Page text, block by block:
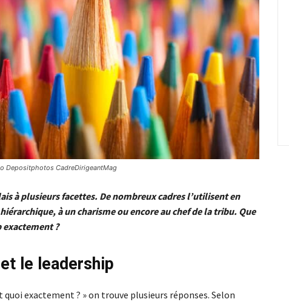
Depositphotos CadreDirigeantMag
à plusieurs facettes. De nombreux cadres l’utilisent en
à un charisme ou encore au chef de la tribu. Que
?
le leadership
quoi exactement ? » on trouve plusieurs réponses. Selon